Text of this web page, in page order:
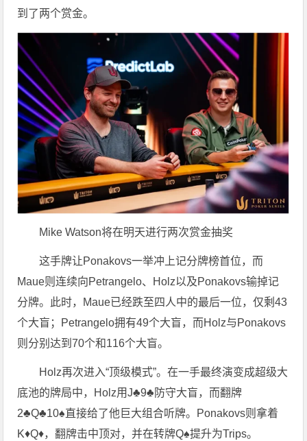
到了两个赏金。
Mike Watson将在明天进行两次赏金抽奖
这手牌让Ponakovs一举冲上记分牌榜首位，而
Maue则连续向Petrangelo、Holz以及Ponakovs输掉记
分牌。此时，Maue已经跌至四人中的最后一位，仅剩43
个大盲；Petrangelo拥有49个大盲，而Holz与Ponakovs
则分别达到70个和116个大盲。
Holz再次进入“顶级模式”。在一手最终演变成超级大
底池的牌局中，Holz用J♣9♣防守大盲，而翻牌
2♣Q♣10♠直接给了他巨大组合听牌。Ponakovs则拿着
K♦Q♦，翻牌击中顶对，并在转牌Q♠提升为Trips。